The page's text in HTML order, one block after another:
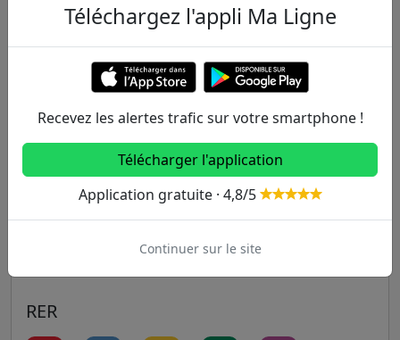
Autres lignes
2 3 3B 4
5 6 7 7B 8
10 11 12 13
RER
Téléchargez l'appli Ma Ligne
Recevez les alertes trafic sur votre smartphone !
Télécharger l'application
Application gratuite · 4,8/5
Continuer sur le site